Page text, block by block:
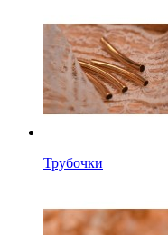
Трубочки